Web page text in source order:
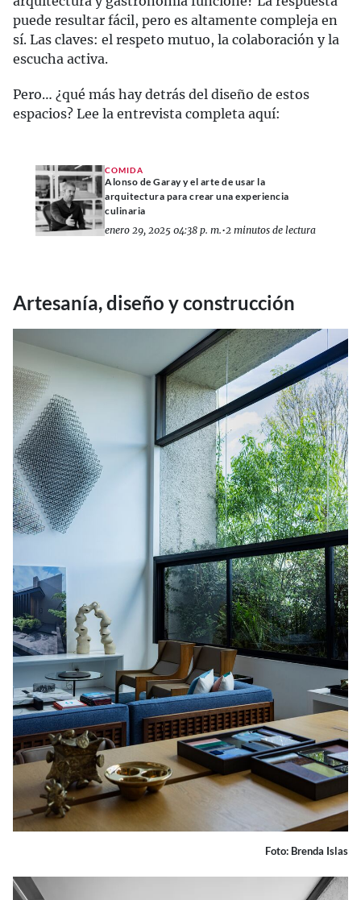
puede resultar fácil, pero es altamente compleja en
sí. Las claves: el respeto mutuo, la colaboración y la
escucha activa.
Pero… ¿qué más hay detrás del diseño de estos
espacios? Lee la entrevista completa aquí:
COMIDA
Alonso de Garay y el arte de usar la
arquitectura para crear una experiencia
culinaria
enero 29, 2025 04:38 p. m.•2 minutos de lectura
Artesanía, diseño y construcción
Foto: Brenda Islas